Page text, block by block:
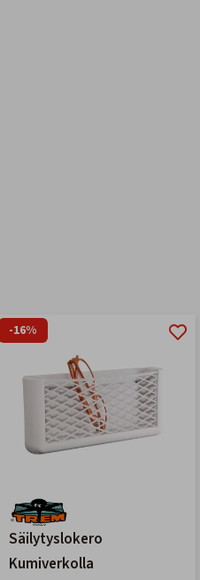
-16%
Säilytyslokero
Kumiverkolla